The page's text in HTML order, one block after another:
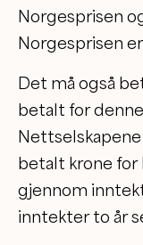
Norgesprisen
Norgesprisen
Det må også
betalt for
Nettselskapene
betalt krone for
gjennom
inntekter to år